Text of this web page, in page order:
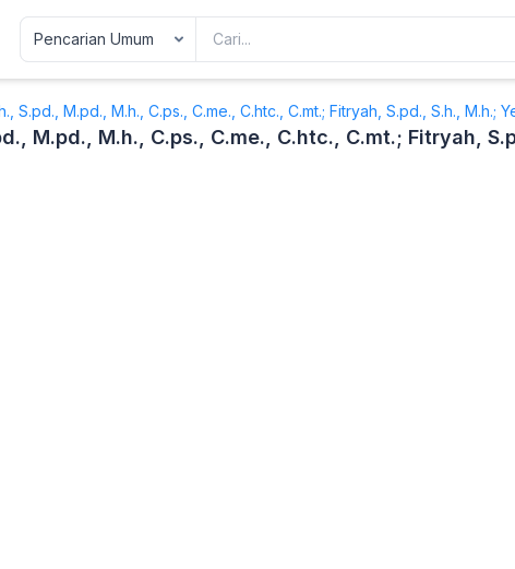
S.pd., M.pd., M.h., C.ps., C.me., C.htc., C.mt.; Fitryah, S.pd., S.h., M.h.;
M.pd., M.h., C.ps., C.me., C.htc., C.mt.; Fitryah,